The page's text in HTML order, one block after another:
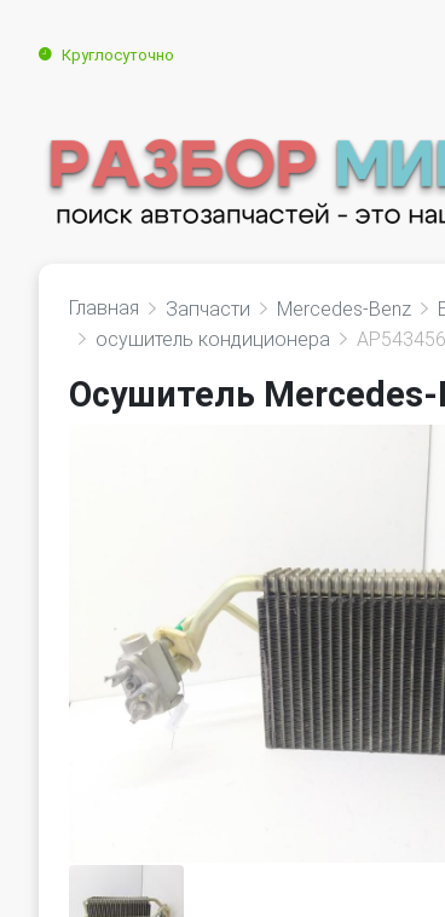
Круглосуточно
Главная Запчасти Mercedes-Benz
осушитель кондиционера
Осушитель